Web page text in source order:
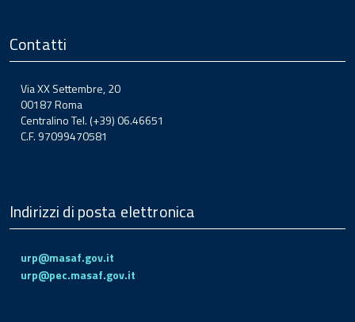
Contatti
Via XX Settembre, 20
00187 Roma
Centralino Tel. (+39) 06.46651
C.F. 97099470581
Indirizzi di posta elettronica
urp@masaf.gov.it
urp@pec.masaf.gov.it